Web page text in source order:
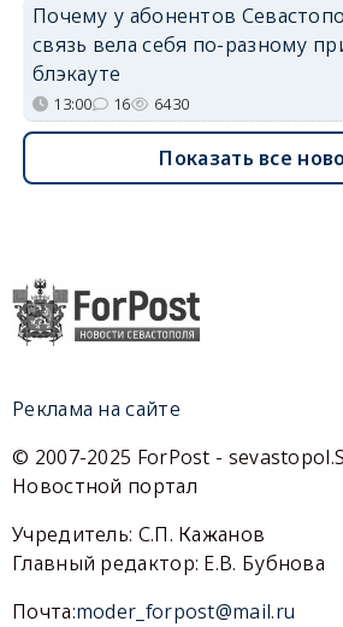
Почему у абонентов
связь вела себя по-разному
блэкауте
13:00 16 6430
Показать все
Реклама на сайте
© 2007-2025 ForPost -
Новостной портал
Учредитель: С.П. Кажанов
Главный редактор: Е.В. Бубнова
Почта:moder_forpost@mail.ru